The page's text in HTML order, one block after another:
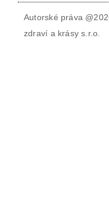
Autorské práva
zdraví a krásy s.r.o.